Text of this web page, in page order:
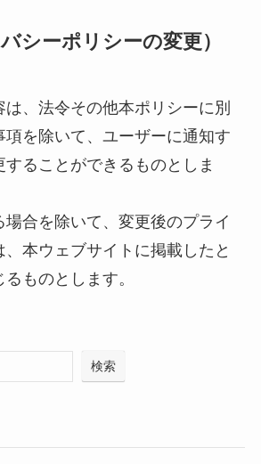
シーポリシーの変更）
、法令その他本ポリシーに別
項を除いて、ユーザーに通知す
することができるものとしま
合を除いて、変更後のプライ
本ウェブサイトに掲載したと
ものとします。
検索